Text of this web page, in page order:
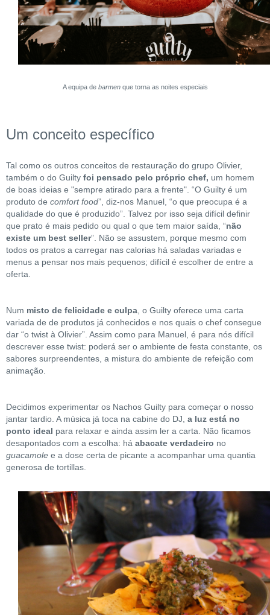
A equipa de barmenque torna as noites especiais
Um conceito específico
Tal como os outros conceitos de restauração do grupo Olivier,
também o do Guilty foi pensado pelo próprio chef, um homem
de boas ideias e "sempre atirado para a frente". “O Guilty é um
produto de comfort food”, diz-nos Manuel, “o que preocupa é a
qualidade do que é produzido”. Talvez por isso seja difícil definir
que prato é mais pedido ou qual o que tem maior saída, “não
existe um best seller”. Não se assustem, porque mesmo com
todos os pratos a carregar nas calorias há saladas variadas e
menus a pensar nos mais pequenos; difícil é escolher de entre a
oferta.
Num misto de felicidade e culpa, o Guilty oferece uma carta
variada de de produtos já conhecidos e nos quais o chef consegue
dar “o twist à Olivier”. Assim como para Manuel, é para nós difícil
descrever esse twist: poderá ser o ambiente de festa constante, os
sabores surpreendentes, a mistura do ambiente de refeição com
animação.
Decidimos experimentar os Nachos Guilty para começar o nosso
jantar tardio. A música já toca na cabine do DJ, a luz está no
ponto ideal para relaxar e ainda assim ler a carta. Não ficamos
desapontados com a escolha: há abacate verdadeiro no
guacamole e a dose certa de picante a acompanhar uma quantia
generosa de tortillas.